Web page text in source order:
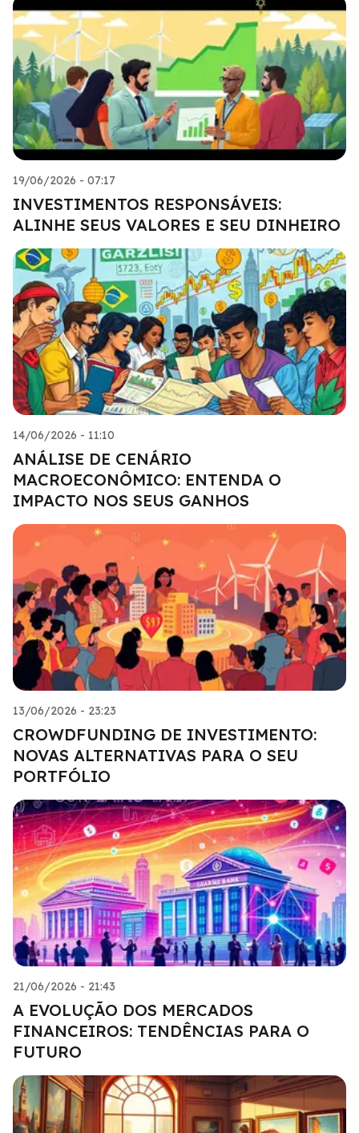
19/06/2026 - 07:17
INVESTIMENTOS RESPONSÁVEIS:
ALINHE SEUS VALORES E SEU DINHEIRO
14/06/2026 - 11:10
ANÁLISE DE CENÁRIO
MACROECONÔMICO: ENTENDA O
IMPACTO NOS SEUS GANHOS
13/06/2026 - 23:23
CROWDFUNDING DE INVESTIMENTO:
NOVAS ALTERNATIVAS PARA O SEU
PORTFÓLIO
21/06/2026 - 21:43
A EVOLUÇÃO DOS MERCADOS
FINANCEIROS: TENDÊNCIAS PARA O
FUTURO